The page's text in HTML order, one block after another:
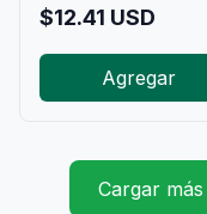
$12.41 USD
Agregar
Cargar